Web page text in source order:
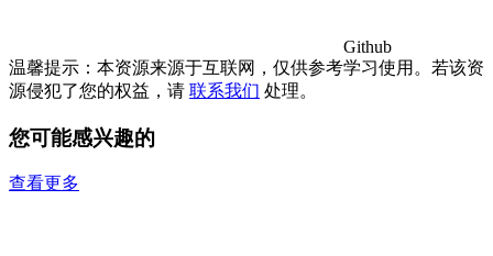
Github
温馨提示：本资源来源于互联网，仅供参考学习使用。若该资
源侵犯了您的权益，请 联系我们 处理。
您可能感兴趣的
查看更多